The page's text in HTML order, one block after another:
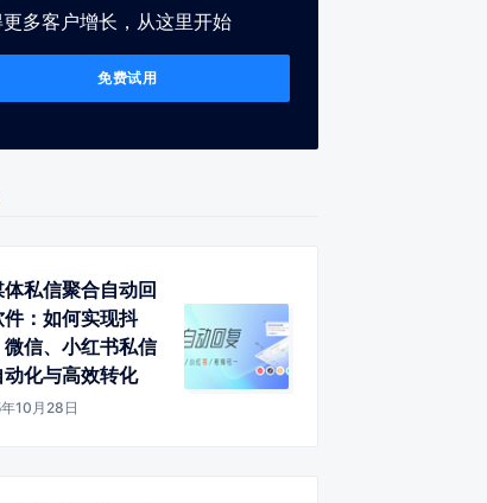
多客户增长，从这里开始
免费试用
私信聚合自动回
件：如何实现抖
微信、小红书私信
动化与高效转化
10月28日